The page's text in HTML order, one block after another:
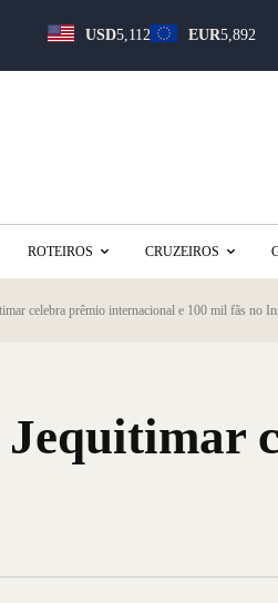
USD5,112 EUR5,892
ROTEIROS CRUZEIROS
celebra prêmio internacional e 100 mil fãs no